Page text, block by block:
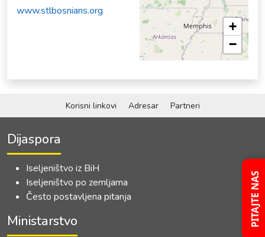
PITAJTE NAS
www.stlbosnians.org
+
−
Korisni linkovi Adresar Partneri
Dijaspora
Iseljeništvo iz BiH
Iseljeništvo po zemljama
Često postavljena pitanja
Ministarstvo